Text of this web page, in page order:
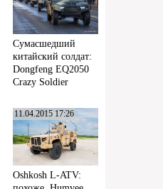
Сумасшедший
китайский солдат:
Dongfeng EQ2050
Crazy Soldier
11.04.2015 17:26
Oshkosh L-ATV: